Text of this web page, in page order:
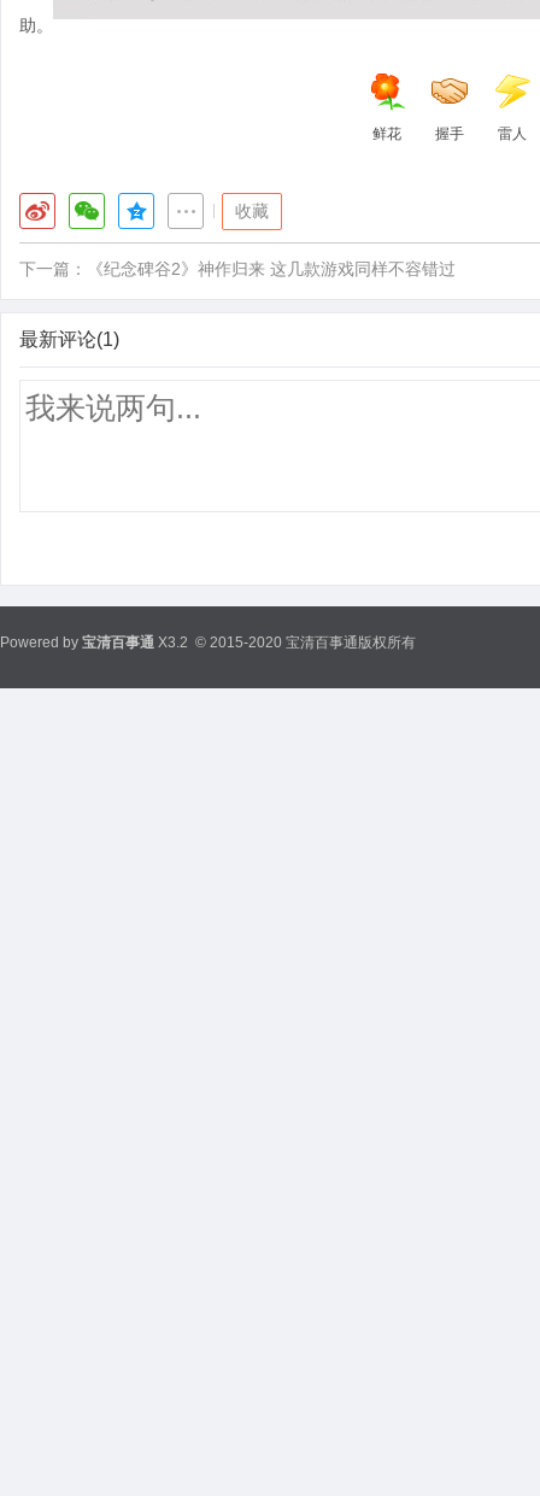
助。
鲜花 握手 雷人
收藏
下一篇： 《纪念碑谷2》神作归来 这几款游戏同样不容错过
最新评论(1)
Powered by 宝清百事通 X3.2 © 2015-2020 宝清百事通版权所有